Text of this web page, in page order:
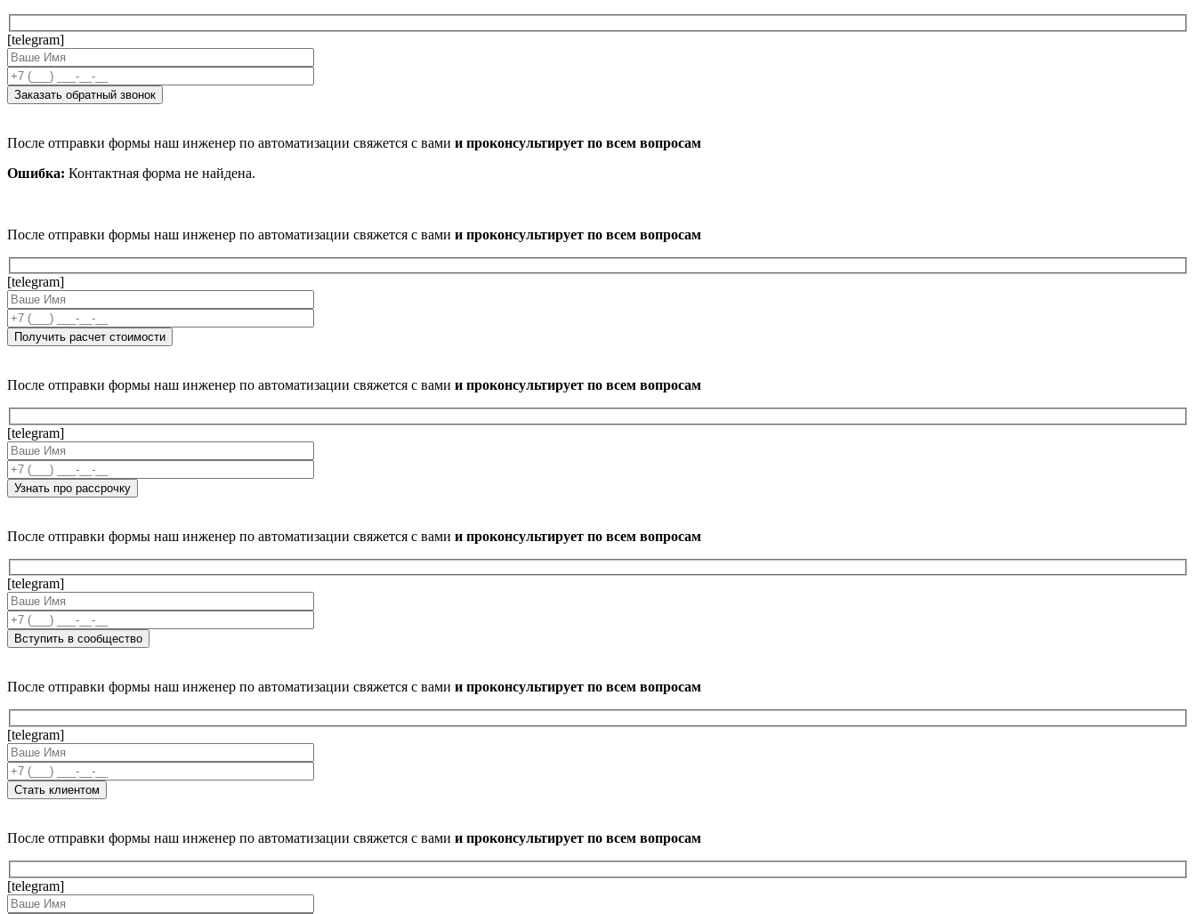
[telegram]
После отправки формы наш инженер по автоматизации свяжется с вами и проконсультирует по всем вопросам
Ошибка: Контактная форма не найдена.
После отправки формы наш инженер по автоматизации свяжется с вами и проконсультирует по всем вопросам
[telegram]
После отправки формы наш инженер по автоматизации свяжется с вами и проконсультирует по всем вопросам
[telegram]
После отправки формы наш инженер по автоматизации свяжется с вами и проконсультирует по всем вопросам
[telegram]
После отправки формы наш инженер по автоматизации свяжется с вами и проконсультирует по всем вопросам
[telegram]
После отправки формы наш инженер по автоматизации свяжется с вами и проконсультирует по всем вопросам
[telegram]